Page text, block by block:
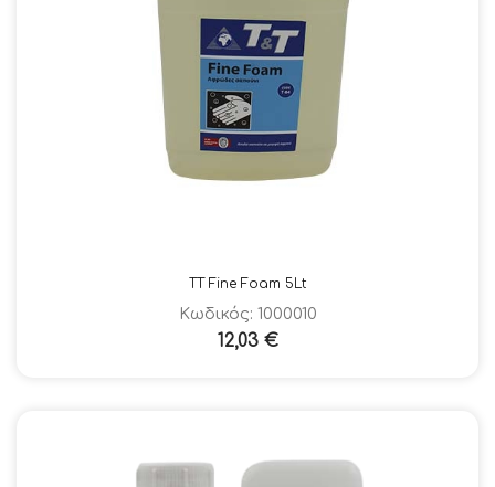
ΤΤ Fine Foam 5Lt
Κωδικός: 1000010
12,03 €